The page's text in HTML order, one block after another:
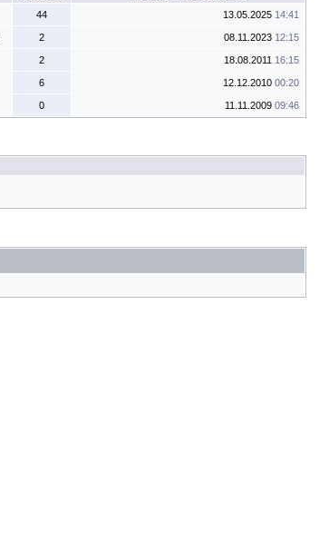
44 13.05.2025 14:41
2 08.11.2023 12:15
2 18.08.2011 16:15
6 12.12.2010 00:20
0 11.11.2009 09:46